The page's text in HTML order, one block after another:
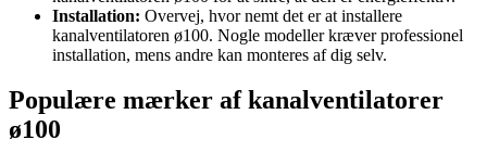
Installation: Overvej, hvor nemt det er at installere
kanalventilatoren ø100. Nogle modeller kræver professionel
installation, mens andre kan monteres af dig selv.
Populære mærker af kanalventilatorer
ø100